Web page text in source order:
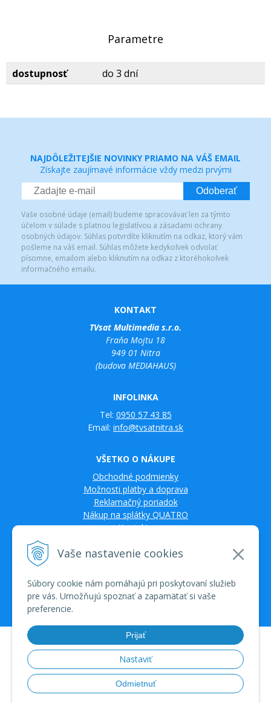
Vaše nastavenie cookies
Súbory cookie nám pomáhajú pri poskytovaní služieb
pre vás. Umožňujú spoznať a zapamätať si vaše
preferencie.
Prijať
Nastaviť
Odmietnuť
Parametre
dostupnosť do 3 dní
NAJDÔLEŽITEJŠIE NOVINKY PRIAMO NA VÁŠ EMAIL
Získajte zaujímavé informácie vždy medzi prvými
Odoberať
Vaše osobné údaje (email) budeme spracovávať len za týmto
účelom v súlade s platnou legislatívou a zásadami ochrany
osobných údajov. Súhlas potvrdíte kliknutím na odkaz, ktorý vám
pošleme na váš email. Súhlas môžete kedykoľvek odvolať
písomne, emailom alebo kliknutím na odkaz z ktoréhokoľvek
informačného emailu.
KONTAKT
TVsat Multimedia s.r.o.
Fraňa Mojtu 18
949 01 Nitra
(budova MEDIAHAUS)
INFOLINKA
Tel: 0950 57 43 85
Email: info@tvsatnitra.sk
VŠETKO O NÁKUPE
Obchodné podmienky
Možnosti platby a doprava
Reklamačný poriadok
Nákup na splátky QUATRO
Kontakty
© 2026 TV SAT Multimédiá • tvorba eshopu cez UNIobchod, webhosting
spoločnosti WEBYGROUP • dbartzvyšovanie návštevnosti•